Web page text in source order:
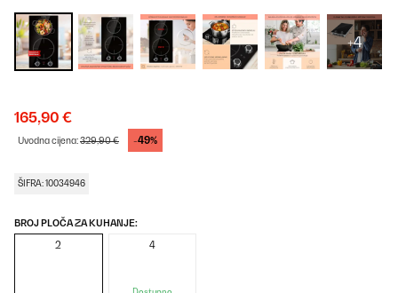
+4
165,90 €
Uvodna cijena:329,90 € -49%
ŠIFRA: 10034946
BROJ PLOČA ZA KUHANJE:
2 4